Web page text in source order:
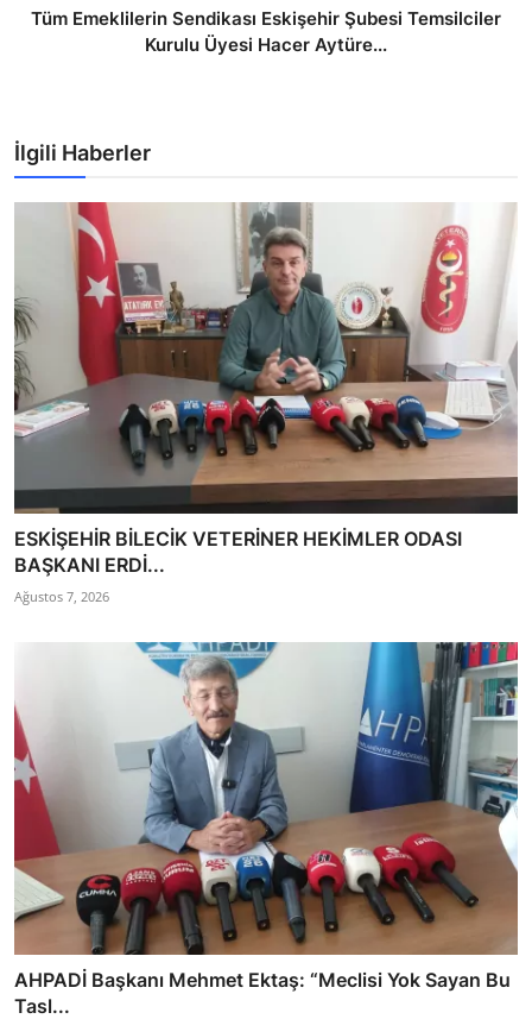
Tüm Emeklilerin Sendikası Eskişehir Şubesi Temsilciler
Kurulu Üyesi Hacer Aytüre...
İlgili Haberler
ESKİŞEHİR BİLECİK VETERİNER HEKİMLER ODASI
BAŞKANI ERDİ...
Ağustos 7, 2026
AHPADİ Başkanı Mehmet Ektaş: “Meclisi Yok Sayan Bu
Tasl...